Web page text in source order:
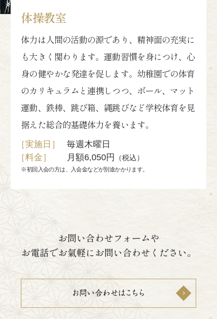
体操教室
体力は人間の活動の源であり、精神面の充実に
も大きく関わります。運動習慣を身につけ、心
身の健やかな発達を促します。幼稚園での体育
のカリキュラムと連携しつつ、ボール、マット
運動、鉄棒、跳び箱、縄跳びなど学校体育を見
据えた総合的基礎体力を養います。
［実施日］
毎週木曜日
［料金］
月額6,050円 （税込）
※初回入会の方は、入会金などが別途かかります。
お問い合わせフォームや
お電話でお氣軽にお問い合わせください。